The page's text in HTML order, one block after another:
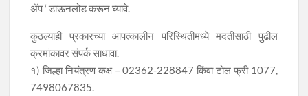
ॲप ‘ डाऊनलोड करून घ्यावे.
कुठल्याही प्रकारच्या आपत्कालीन परिस्थितीमध्ये मदतीसाठी पुढील
क्रमांकावर संपर्क साधावा.
१) जिल्हा नियंत्रण कक्ष – 02362-228847 किंवा टोल फ्री 1077,
7498067835.